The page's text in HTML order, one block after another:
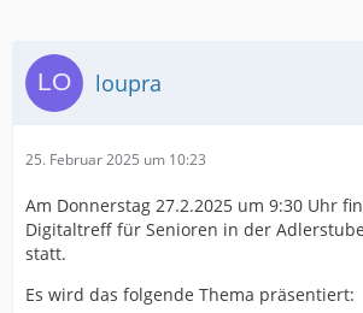
loupra
25. Februar 2025 um 10:23
Am Donnerstag 27.2.2025 um 9:30 Uhr
Digitaltreff für Senioren in der
statt.
Es wird das folgende Thema präsentiert: